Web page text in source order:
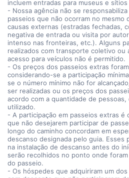
incluem entradas para museus e
- Nossa agência não se
passeios que não ocorram no mesmo
causas externas (estradas fechadas,
negativa de entrada ou visita por
intenso nas fronteiras, etc.). Alguns
realizados com transporte coletivo ou
acesso para veículos não é permitido.
- Os preços dos passeios extras
considerando-se a participação
se o número mínimo não for
ser realizadas ou os preços dos
acordo com a quantidade de
utilizado.
- A participação em passeios extras é
que não desejarem participar de
longo do caminho concordam em
descanso designada pelo guia. Esses
na instalação de descanso antes do
serão recolhidos no ponto onde
do passeio.
- Os hóspedes que adquiriram um